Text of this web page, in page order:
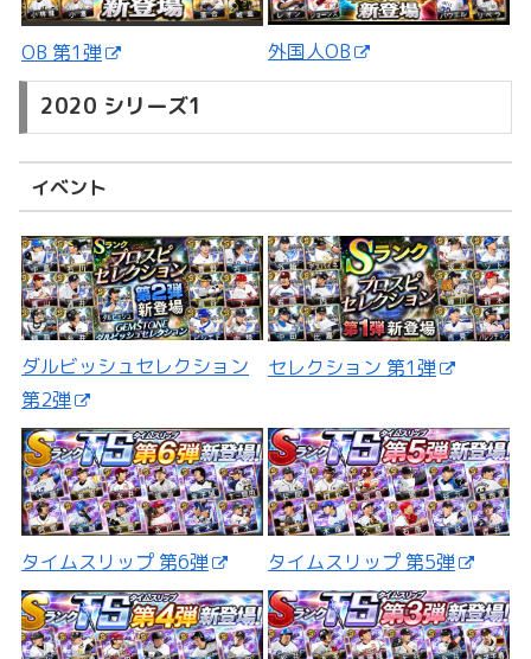
OB 第1弾 外国人OB
2020 シリーズ1
イベント
ダルビッシュセレクション
第2弾
セレクション 第1弾
タイムスリップ 第6弾 タイムスリップ 第5弾